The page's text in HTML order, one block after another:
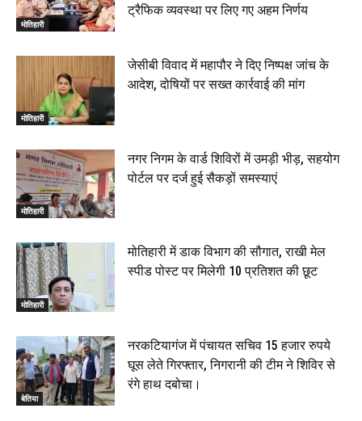
मोतिहारी
ट्रैफिक व्यवस्था पर लिए गए अहम निर्णय
मोतिहारी
जेसीबी विवाद में महापौर ने दिए निष्पक्ष जांच के
आदेश, दोषियों पर सख्त कार्रवाई की मांग
मोतिहारी
नगर निगम के वार्ड शिविरों में उमड़ी भीड़, सहयोग
पोर्टल पर दर्ज हुई सैकड़ों समस्याएं
मोतिहारी
मोतिहारी में डाक विभाग की सौगात, राखी मेल
स्पीड पोस्ट पर मिलेगी 10 प्रतिशत की छूट
बेतिया
नरकटियागंज में पंचायत सचिव 15 हजार रुपये
घूस लेते गिरफ्तार, निगरानी की टीम ने शिविर से
रंगे हाथ दबोचा।